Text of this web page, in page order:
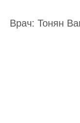
Врач: Тонян